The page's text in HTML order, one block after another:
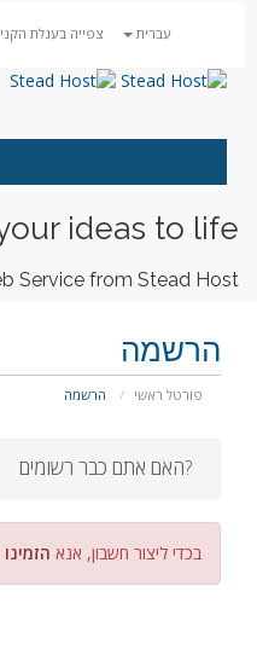
עברית צפייה בעגלת
ideas to life
Service from Stead Host
הרשמה
פורטל ראשי הרשמה
?האם אתם כבר רשומים
בכדי ליצור חשבון, אנא